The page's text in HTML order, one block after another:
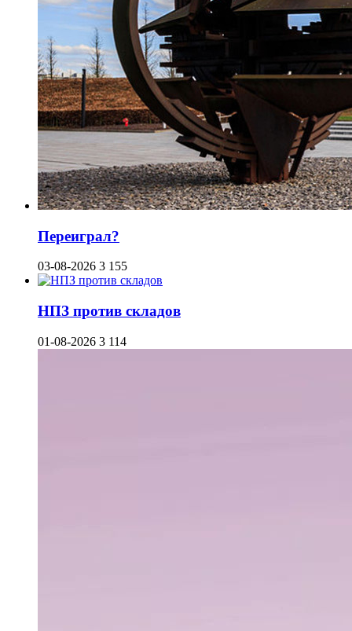
Переиграл?
03-08-2026 3 155
НПЗ против складов
01-08-2026 3 114